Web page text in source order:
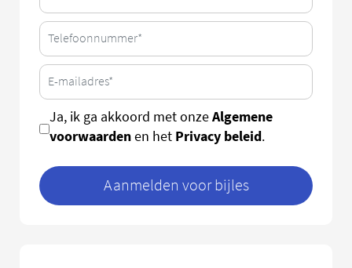
Ja, ik ga akkoord met onzeAlgemene
voorwaardenen het Privacy beleid.
Aanmelden voor bijles